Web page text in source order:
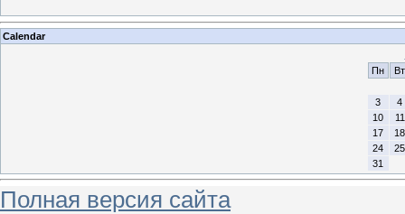
Calendar
Пн
Вт
3
4
10
11
17
18
24
25
31
Полная версия сайта